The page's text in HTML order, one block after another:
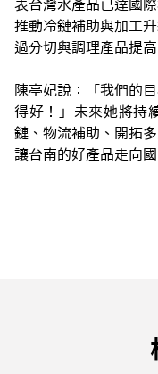
表台灣水產品已達國
推動冷鏈補助與加工
過分切與調理產品提高
陳亭妃說：「我們的
得好！」未來她將持
鏈、物流補助、開拓
讓台南的好產品走向